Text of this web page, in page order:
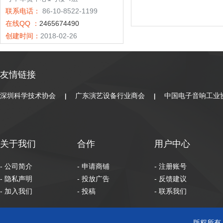
联系电话：
86-10-8522-1199
在线QQ ： 2465674490
创建时间： 2018-02-26
影机
友情链接
深圳科学技术协会 广东演艺设备行业商会 中国电子音响工业
关于我们
- 公司简介
- 隐私声明
- 加入我们
合作
- 申请商铺
- 投放广告
- 投稿
用户中心
- 注册账号
- 反馈建议
- 联系我们